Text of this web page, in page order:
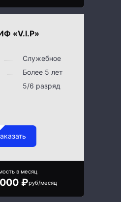
«V.I.P»
Служебное
Более 5 лет
5/6 разряд
в месяц
₽руб/месяц